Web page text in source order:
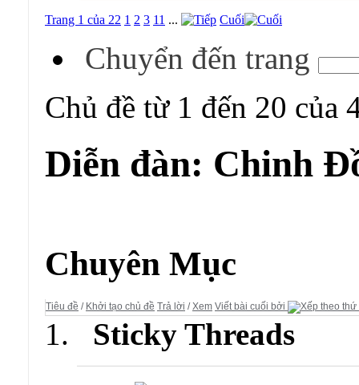
Trang 1 của 22 1 2 3 11 ... Cuối
Chuyển đến trang
Chủ đề từ 1 đến 20 của
Diễn đàn: Chinh
Chuyên Mục
Tiêu đề / Khởi tạo chủ đề Trả lời /Xem Viết bài cuối bởi
Sticky Threads